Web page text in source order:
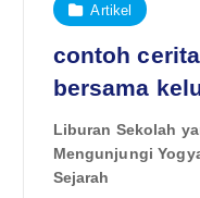
Artikel
contoh
bersama
Liburan Sekolah
Mengunjungi
Sejarah